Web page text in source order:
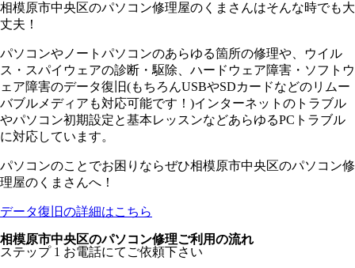
相模原市中央区のパソコン修理屋のくまさんはそんな時でも大
丈夫！
パソコンやノートパソコンのあらゆる箇所の修理や、ウイル
ス・スパイウェアの診断・駆除、ハードウェア障害・ソフトウ
ェア障害のデータ復旧(もちろんUSBやSDカードなどのリムー
バブルメディアも対応可能です！)インターネットのトラブル
やパソコン初期設定と基本レッスンなどあらゆるPCトラブル
に対応しています。
パソコンのことでお困りならぜひ相模原市中央区のパソコン修
理屋のくまさんへ！
データ復旧の詳細はこちら
相模原市中央区のパソコン修理ご利用の流れ
ステップ 1 お電話にてご依頼下さい